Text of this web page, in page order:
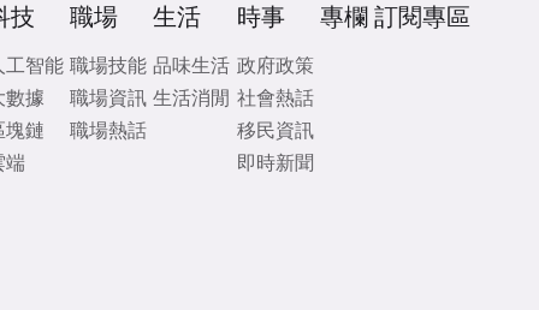
技
工智能
數據
塊鏈
端
職場
職場技能
職場資訊
職場熱話
生活
品味生活
生活消閒
時事
政府政策
社會熱話
移民資訊
即時新聞
專欄 訂閱專區